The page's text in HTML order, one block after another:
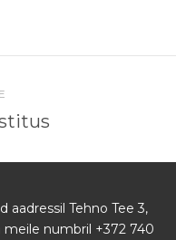
aadressil Tehno Tee 3,
meile numbril +372 740